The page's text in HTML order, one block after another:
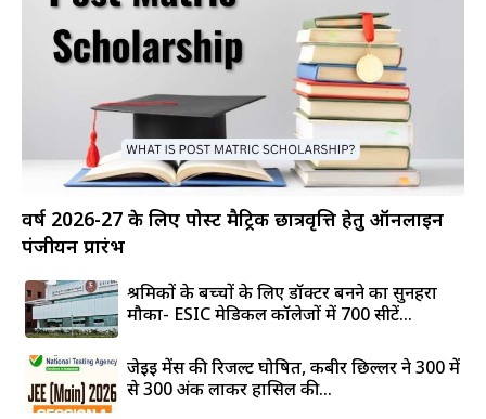
वर्ष 2026-27 के लिए पोस्ट मैट्रिक छात्रवृत्ति हेतु ऑनलाइन
पंजीयन प्रारंभ
श्रमिकों के बच्चों के लिए डॉक्टर बनने का सुनहरा
मौका- ESIC मेडिकल कॉलेजों में 700 सीटें...
जेईई मेंस की रिजल्ट घोषित, कबीर छिल्लर ने 300 में
से 300 अंक लाकर हासिल की...